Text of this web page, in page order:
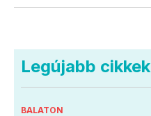
Legújabb cikkek
BALATON